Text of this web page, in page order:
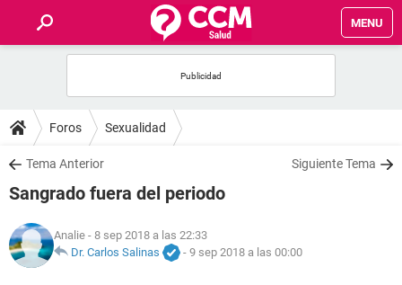
MENU
FOROS
SALUD
FAMILIA
NUTRICIÓN
Foros Sexualidad
Tema Anterior Siguiente Tema
Sangrado fuera del periodo
Analie - 8 sep 2018 a las 22:33
Dr. Carlos Salinas
- 9 sep 2018 a las 00:00